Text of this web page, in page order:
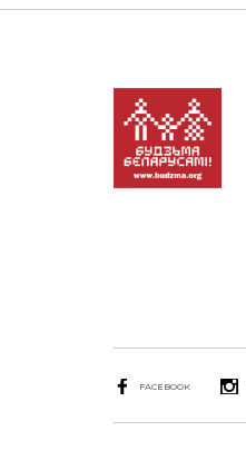
FACEBOOK